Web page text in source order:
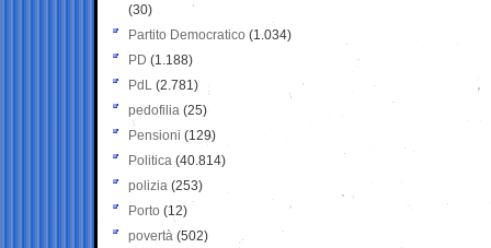
(30)
Partito Democratico (1.034)
PD (1.188)
PdL (2.781)
pedofilia (25)
Pensioni (129)
Politica (40.814)
polizia (253)
Porto (12)
povertà (502)